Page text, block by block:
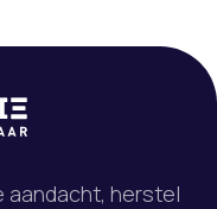
aandacht, herstel